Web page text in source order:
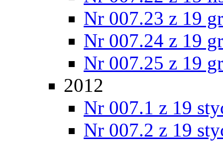
Nr 007.23 z 19
Nr 007.24 z 19
Nr 007.25 z 19
2012
Nr 007.1 z 19
Nr 007.2 z 19